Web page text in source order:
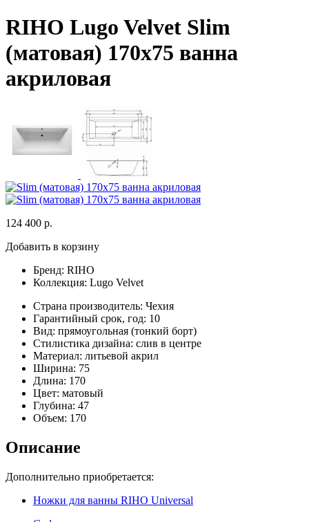
RIHO Lugo Velvet Slim
(матовая) 170x75 ванна
акриловая
124 400 р.
Добавить в корзину
Бренд: RIHO
Коллекция: Lugo Velvet
Страна производитель: Чехия
Гарантийный срок, год: 10
Вид: прямоугольная (тонкий борт)
Стилистика дизайна: слив в центре
Материал: литьевой акрил
Ширина: 75
Длина: 170
Цвет: матовый
Глубина: 47
Объем: 170
Описание
Дополнительно приобретается:
Ножки для ванны RIHO Universal